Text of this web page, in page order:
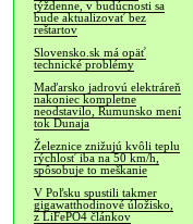
týždenne, v budúcnosti sa
bude aktualizovať bez
reštartov
Slovensko.sk má opäť
technické problémy
Maďarsko jadrovú elektráreň
nakoniec kompletne
neodstavilo, Rumunsko mení
tok Dunaja
Železnice znižujú kvôli teplu
rýchlosť iba na 50 km/h,
spôsobuje to meškanie
V Poľsku spustili takmer
gigawatthodinové úložisko,
z LiFePO4 článkov